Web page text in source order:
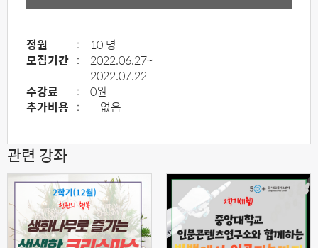
정원 :
10 명
모집기간 :
2022.06.27~
2022.07.22
수강료
:
0원
추가비용 : 없음
관련 강좌